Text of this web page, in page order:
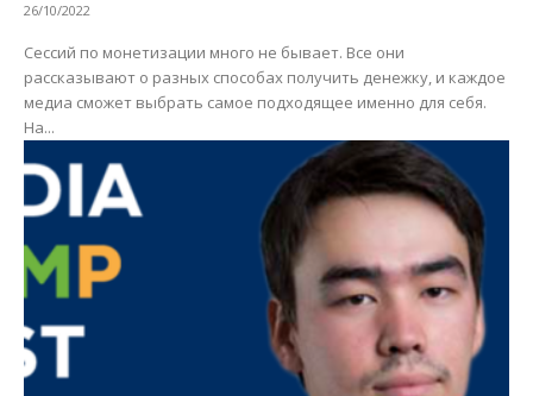
26/10/2022
Сессий по монетизации много не бывает. Все они
рассказывают о разных способах получить денежку, и каждое
медиа сможет выбрать самое подходящее именно для себя.
На...